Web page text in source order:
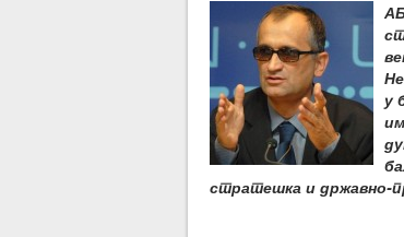
у
стратешка и државно-